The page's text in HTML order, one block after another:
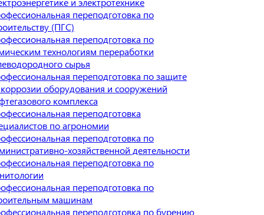
переподготовка по
(ПГС)
переподготовка по
технологиям переработки
сырья
переподготовка по защите
оборудования и сооружений
комплекса
переподготовка
по агрономии
переподготовка по
хозяйственной деятельности
переподготовка по
переподготовка по
машинам
переподготовка по бурению